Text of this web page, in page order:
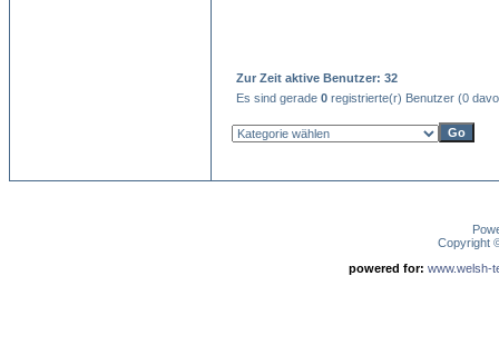
Zur Zeit aktive Benutzer: 32
Es sind gerade 0 registrierte(r) Benutzer (0
Copyright
powered for: www.welsh-